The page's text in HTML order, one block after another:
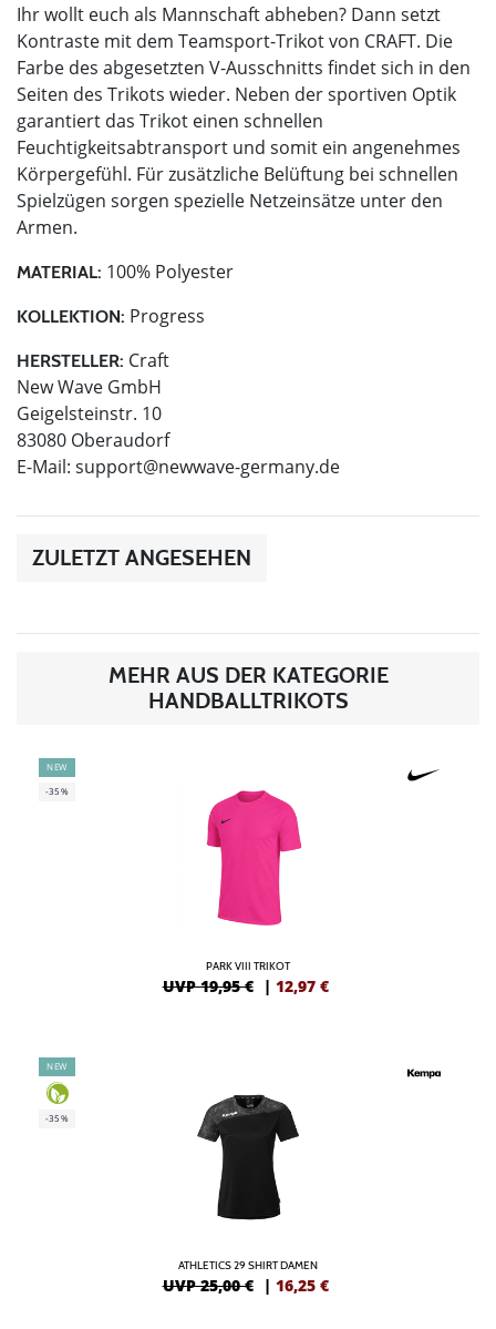
Ihr wollt euch als Mannschaft abheben? Dann setzt
Kontraste mit dem Teamsport-Trikot von CRAFT. Die
Farbe des abgesetzten V-Ausschnitts findet sich in den
Seiten des Trikots wieder. Neben der sportiven Optik
garantiert das Trikot einen schnellen
Feuchtigkeitsabtransport und somit ein angenehmes
Körpergefühl. Für zusätzliche Belüftung bei schnellen
Spielzügen sorgen spezielle Netzeinsätze unter den
Armen.
MATERIAL: 100% Polyester
KOLLEKTION: Progress
HERSTELLER: Craft
New Wave GmbH
Geigelsteinstr. 10
83080 Oberaudorf
E-Mail: support@newwave-germany.de
ZULETZT ANGESEHEN
MEHR AUS DER KATEGORIE
HANDBALLTRIKOTS
NEW
-35%
PARK VIII TRIKOT
UVP 19,95 € | 12,97 €
NEW
-35%
ATHLETICS 29 SHIRT DAMEN
UVP 25,00 € | 16,25 €